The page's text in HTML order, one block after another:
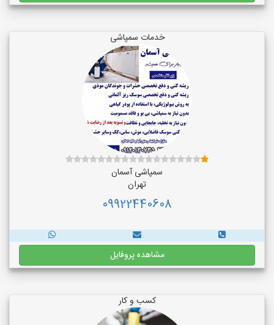
خدمات سمپاشی
سمپاشی آسمان
تهران
09922440608
مشاهده پروفایل
کسب و کار